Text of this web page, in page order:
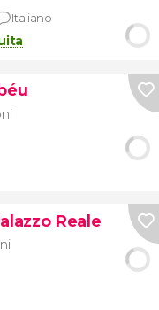
Italiano
Reale